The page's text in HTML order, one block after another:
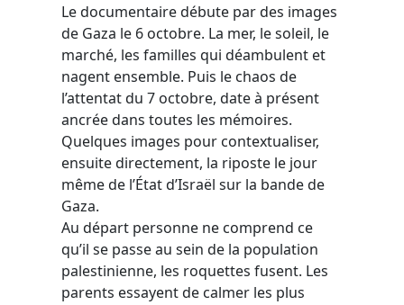
Le documentaire débute par des images
de Gaza le 6 octobre. La mer, le soleil, le
marché, les familles qui déambulent et
nagent ensemble. Puis le chaos de
l’attentat du 7 octobre, date à présent
ancrée dans toutes les mémoires.
Quelques images pour contextualiser,
ensuite directement, la riposte le jour
même de l’État d’Israël sur la bande de
Gaza.
Au départ personne ne comprend ce
qu’il se passe au sein de la population
palestinienne, les roquettes fusent. Les
parents essayent de calmer les plus